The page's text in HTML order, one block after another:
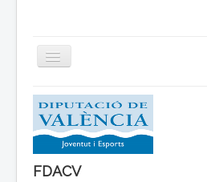
Cambiar
navegación
Aeromodelismo / Aeromodelisme
Ala Delta
Paracaidismo / Paracaigudisme
FDACV